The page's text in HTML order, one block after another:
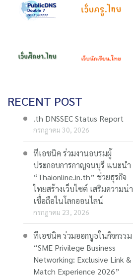
RECENT POST
.th DNSSEC Status Report
กรกฎาคม 30, 2026
ทีเอชนิค ร่วมงานอบรมผู้
ประกอบการกาญจนบุรี แนะนำ
“Thaionline.in.th” ช่วยธุรกิจ
ไทยสร้างเว็บไซต์ เสริมความน่า
เชื่อถือในโลกออนไลน์
กรกฎาคม 23, 2026
ทีเอชนิค ร่วมออกบูธในกิจกรรม
“SME Privilege Business
Networking: Exclusive Link &
Match Experience 2026”